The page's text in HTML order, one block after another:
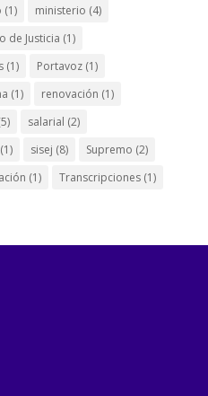
(1) ministerio (4)
de Justicia (1)
(1) Portavoz(1)
(1) renovación (1)
salarial (2)
(1) sisej (8) Supremo (2)
(1) Transcripciones(1)